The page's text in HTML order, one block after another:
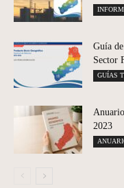
Guía
Sector
GUÍAS
2023